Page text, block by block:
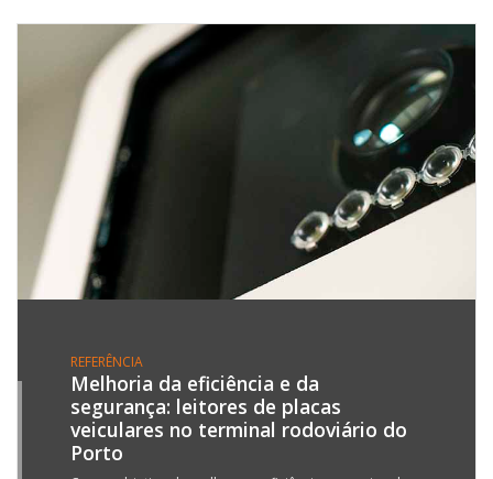
REFERÊNCIA
Melhoria da eficiência e da
segurança: leitores de placas
veiculares no terminal rodoviário do
Porto